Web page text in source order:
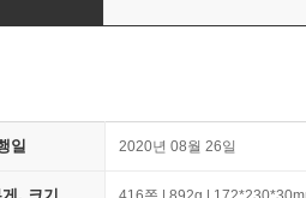
일 2020년 08월 26일